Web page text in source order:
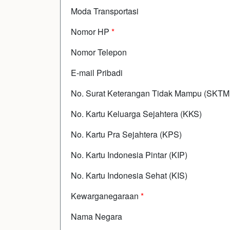
Moda Transportasi
Nomor HP *
Nomor Telepon
E-mail Pribadi
No. Surat Keterangan Tidak Mampu
No. Kartu Keluarga Sejahtera (KKS)
No. Kartu Pra Sejahtera (KPS)
No. Kartu Indonesia Pintar (KIP)
No. Kartu Indonesia Sehat (KIS)
Kewarganegaraan *
Nama Negara